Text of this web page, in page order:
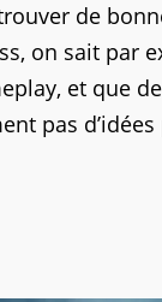
de
on sait par
et que
pas